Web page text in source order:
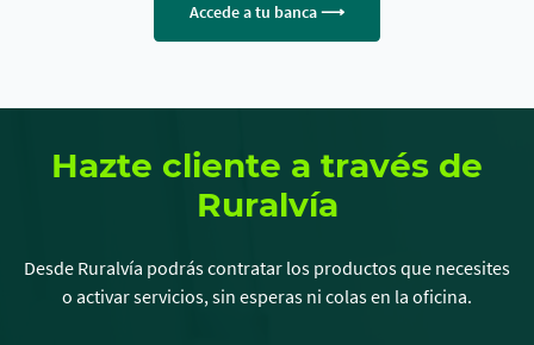
Accede a tu banca
Hazte cliente a través de
Ruralvía
Desde Ruralvía podrás contratar los productos que necesites
o activar servicios, sin esperas ni colas en la oficina.